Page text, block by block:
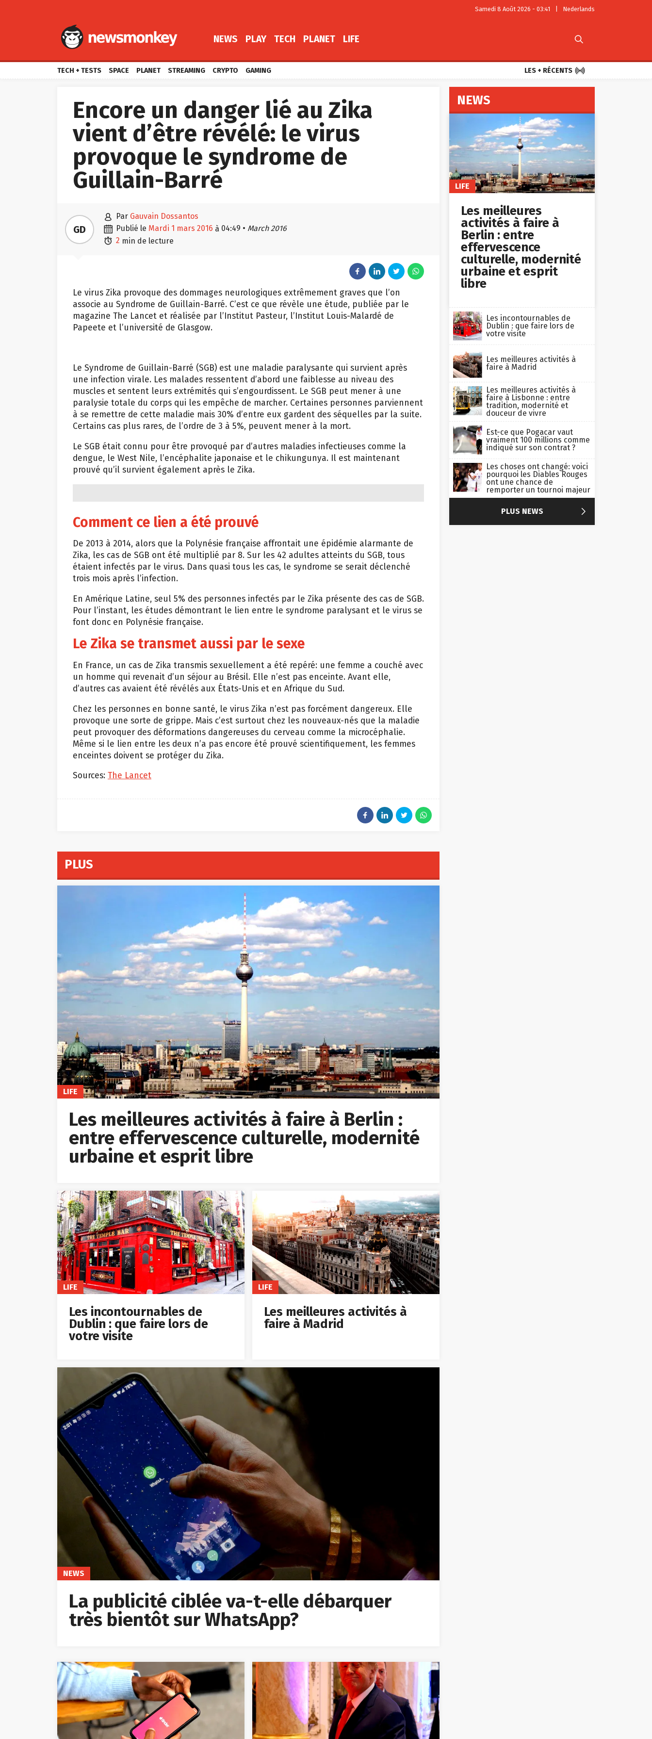
Samedi 8 Août 2026 - 03:41 Nederlands
NEWS PLAY TECH PLANET LIFE 
TECH + TESTS SPACE PLANET STREAMING CRYPTO GAMING LES + RÉCENTS 
Encore un danger lié au Zika
vient d’être révélé: le virus
provoque le syndrome de
Guillain-Barré
GD
 par Gauvain Dossantos
 publié le mardi 1 mars 2016 à 04:49 • March 2016
 2 min de lecture
Le virus Zika provoque des dommages neurologiques extrêmement graves que l’on
associe au Syndrome de Guillain-Barré. C’est ce que révèle une étude, publiée par le
magazine The Lancet et réalisée par l’Institut Pasteur, l’Institut Louis-Malardé de
Papeete et l’université de Glasgow.
Le Syndrome de Guillain-Barré (SGB) est une maladie paralysante qui survient après
une infection virale. Les malades ressentent d’abord une faiblesse au niveau des
muscles et sentent leurs extrémités qui s’engourdissent. Le SGB peut mener à une
paralysie totale du corps qui les empêche de marcher. Certaines personnes parviennent
à se remettre de cette maladie mais 30% d’entre eux gardent des séquelles par la suite.
Certains cas plus rares, de l’ordre de 3 à 5%, peuvent mener à la mort.
Le SGB était connu pour être provoqué par d’autres maladies infectieuses comme la
dengue, le West Nile, l’encéphalite japonaise et le chikungunya. Il est maintenant
prouvé qu’il survient également après le Zika.
Comment ce lien a été prouvé
De 2013 à 2014, alors que la Polynésie française affrontait une épidémie alarmante de
Zika, les cas de SGB ont été multiplié par 8. Sur les 42 adultes atteints du SGB, tous
étaient infectés par le virus. Dans quasi tous les cas, le syndrome se serait déclenché
trois mois après l’infection.
En Amérique Latine, seul 5% des personnes infectés par le Zika présente des cas de SGB.
Pour l’instant, les études démontrant le lien entre le syndrome paralysant et le virus se
font donc en Polynésie française.
Le Zika se transmet aussi par le sexe
En France, un cas de Zika transmis sexuellement a été repéré: une femme a couché avec
un homme qui revenait d’un séjour au Brésil. Elle n’est pas enceinte. Avant elle,
d’autres cas avaient été révélés aux États-Unis et en Afrique du Sud.
Chez les personnes en bonne santé, le virus Zika n’est pas forcément dangereux. Elle
provoque une sorte de grippe. Mais c’est surtout chez les nouveaux-nés que la maladie
peut provoquer des déformations dangereuses du cerveau comme la microcéphalie.
Même si le lien entre les deux n’a pas encore été prouvé scientifiquement, les femmes
enceintes doivent se protéger du Zika.
Sources: The Lancet
PLUS
LIFE
Les meilleures activités à faire à Berlin :
entre effervescence culturelle, modernité
urbaine et esprit libre
LIFE
Les incontournables de
Dublin : que faire lors de
votre visite
LIFE
Les meilleures activités à
faire à Madrid
NEWS
La publicité ciblée va-t-elle débarquer
très bientôt sur WhatsApp?
NEWS
LIFE
Les meilleures
activités à faire à
Berlin : entre
effervescence
culturelle, modernité
urbaine et esprit
libre
Les incontournables de
Dublin : que faire lors de
votre visite
Les meilleures activités à
faire à Madrid
Les meilleures activités à
faire à Lisbonne : entre
tradition, modernité et
douceur de vivre
Est-ce que Pogacar vaut
vraiment 100 millions comme
indiqué sur son contrat ?
Les choses ont changé: voici
pourquoi les Diables Rouges
ont une chance de
remporter un tournoi majeur
PLUS NEWS 